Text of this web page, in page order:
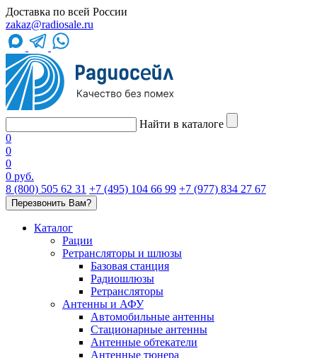
Доставка по всей России
zakaz@radiosale.ru
Найти в каталоге
0
0
0
0 руб.
8 (800) 505 62 31 +7 (495) 104 66 99 +7 (977) 834 27 67
Перезвонить Вам?
Каталог
Рации
Ретрансляторы и шлюзы
Базовая станция
Радиошлюзы
Ретрансляторы
Антенны и АФУ
Автомобильные антенны
Стационарные антенны
Антенные обтекатели
Антенные тюнера